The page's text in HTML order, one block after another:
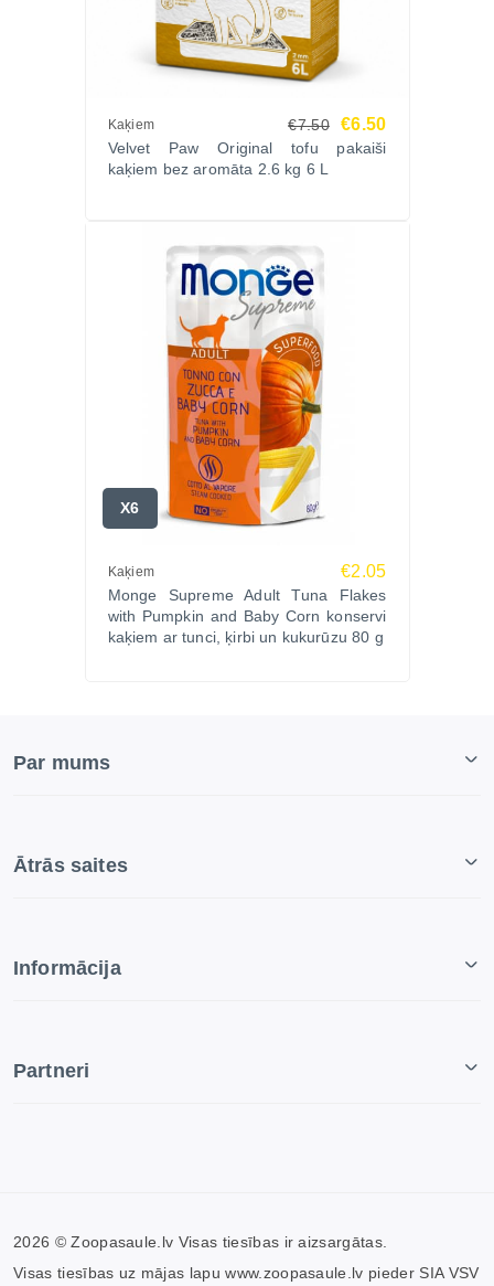
Kaķiem €7.50 €6.50
Velvet Paw Original tofu pakaiši
kaķiem bez aromāta 2.6 kg 6 L
X6
Kaķiem €2.05
Monge Supreme Adult Tuna Flakes
with Pumpkin and Baby Corn konservi
kaķiem ar tunci, ķirbi un kukurūzu 80 g
Par mums
Ātrās saites
Informācija
Partneri
2026 © Zoopasaule.lv Visas tiesības ir aizsargātas.
Visas tiesības uz mājas lapu www.zoopasaule.lv pieder SIA VSV